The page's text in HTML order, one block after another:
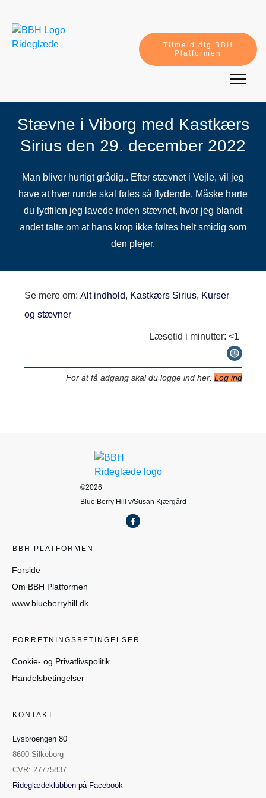
Tilmeld dig BBH
Platformen
Stævne i Viborg med Kastkærs
Sirius den 29. december 2022
Man bliver hurtigt grådig.. Efter stævnet i Vejle, vil jeg
have at hver runde skal føles så flydende. Måske hørte
du lydfilen jeg lavede inden stævnet, hvor jeg blandt
andet talte om at hans krop ikke føltes helt smidig som
den plejer.
Se mere om: Alt indhold, Kastkærs Sirius, Kurser
og stævner
Læsetid i minutter: <1
For at få adgang skal du logge ind her: Log ind
©2026
Blue Berry Hill v/Susan Kjærgård
BBH PLATFORMEN
Forside
Om BBH Platformen
www.blueberryhill.dk
FORRETNINGSBETINGELSER
Cookie- og Privatlivspolitik
Handelsbetingelser
KONTAKT
Lysbroengen 80
8600 Silkeborg
CVR: 27775837
Rideglædeklubben på Facebook